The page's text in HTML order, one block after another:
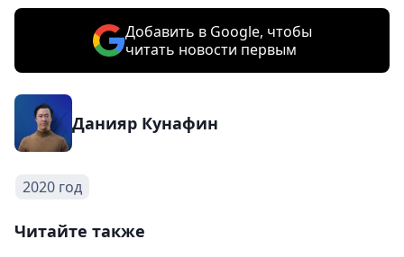
Добавить в Google, чтобы
читать новости первым
Данияр Кунафин
2020 год
Читайте также